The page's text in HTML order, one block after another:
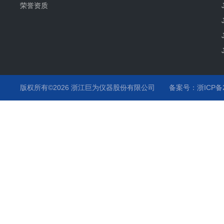
荣誉资质
版权所有©2026 浙江巨为仪器股份有限公司 备案号：浙ICP